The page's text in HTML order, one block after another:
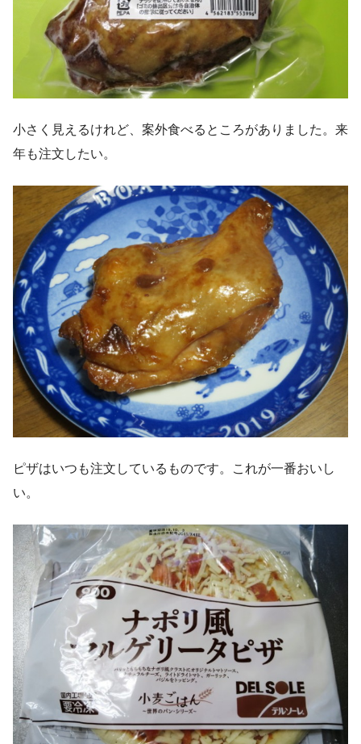
小さく見えるけれど、案外食べるところがありました。来
年も注文したい。
ピザはいつも注文しているものです。これが一番おいし
い。